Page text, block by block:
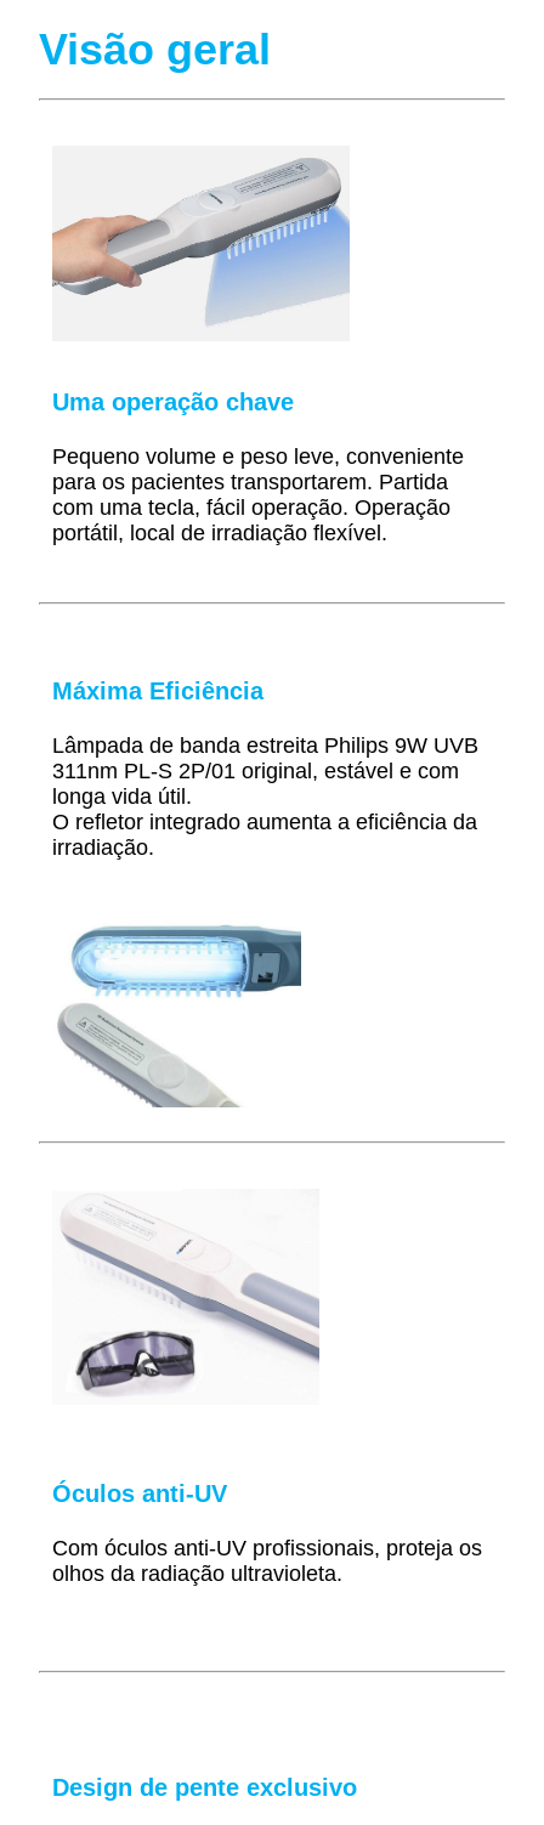
Visão geral
Uma operação chave
Pequeno volume e peso leve, conveniente
para os pacientes transportarem. Partida
com uma tecla, fácil operação. Operação
portátil, local de irradiação flexível.
Máxima Eficiência
Lâmpada de banda estreita Philips 9W UVB
311nm PL-S 2P/01 original, estável e com
longa vida útil.
O refletor integrado aumenta a eficiência da
irradiação.
Óculos anti-UV
Com óculos anti-UV profissionais, proteja os
olhos da radiação ultravioleta.
Design de pente exclusivo